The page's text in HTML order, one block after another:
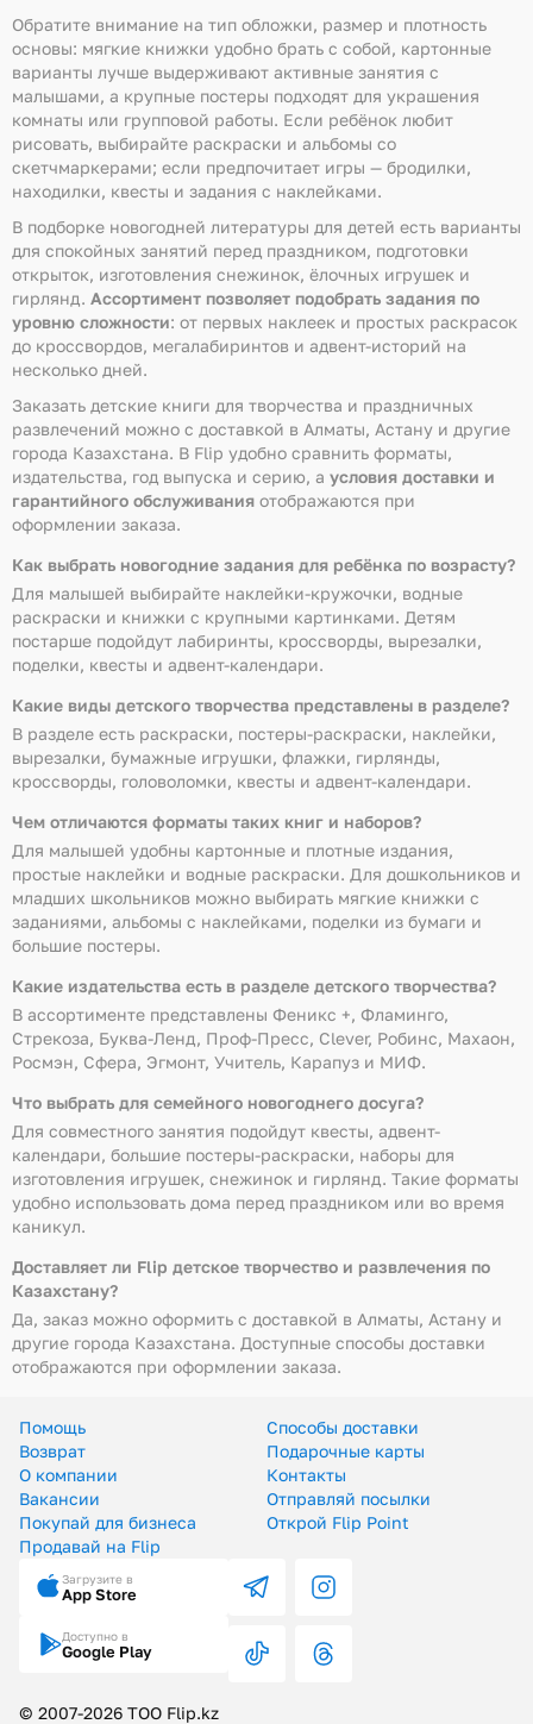
Обратите внимание на тип обложки, размер и плотность
основы: мягкие книжки удобно брать с собой, картонные
варианты лучше выдерживают активные занятия с
малышами, а крупные постеры подходят для украшения
комнаты или групповой работы. Если ребёнок любит
рисовать, выбирайте раскраски и альбомы со
скетчмаркерами; если предпочитает игры — бродилки,
находилки, квесты и задания с наклейками.
В подборке новогодней литературы для детей есть варианты
для спокойных занятий перед праздником, подготовки
открыток, изготовления снежинок, ёлочных игрушек и
гирлянд. Ассортимент позволяет подобрать задания по
уровню сложности: от первых наклеек и простых раскрасок
до кроссвордов, мегалабиринтов и адвент-историй на
несколько дней.
Заказать детские книги для творчества и праздничных
развлечений можно с доставкой в Алматы, Астану и другие
города Казахстана. В Flip удобно сравнить форматы,
издательства, год выпуска и серию, а условия доставки и
гарантийного обслуживания отображаются при
оформлении заказа.
Как выбрать новогодние задания для ребёнка по возрасту?
Для малышей выбирайте наклейки-кружочки, водные
раскраски и книжки с крупными картинками. Детям
постарше подойдут лабиринты, кроссворды, вырезалки,
поделки, квесты и адвент-календари.
Какие виды детского творчества представлены в разделе?
В разделе есть раскраски, постеры-раскраски, наклейки,
вырезалки, бумажные игрушки, флажки, гирлянды,
кроссворды, головоломки, квесты и адвент-календари.
Чем отличаются форматы таких книг и наборов?
Для малышей удобны картонные и плотные издания,
простые наклейки и водные раскраски. Для дошкольников и
младших школьников можно выбирать мягкие книжки с
заданиями, альбомы с наклейками, поделки из бумаги и
большие постеры.
Какие издательства есть в разделе детского творчества?
В ассортименте представлены Феникс +, Фламинго,
Стрекоза, Буква-Ленд, Проф-Пресс, Clever, Робинс, Махаон,
Росмэн, Сфера, Эгмонт, Учитель, Карапуз и МИФ.
Что выбрать для семейного новогоднего досуга?
Для совместного занятия подойдут квесты, адвент-
календари, большие постеры-раскраски, наборы для
изготовления игрушек, снежинок и гирлянд. Такие форматы
удобно использовать дома перед праздником или во время
каникул.
Доставляет ли Flip детское творчество и развлечения по
Казахстану?
Да, заказ можно оформить с доставкой в Алматы, Астану и
другие города Казахстана. Доступные способы доставки
отображаются при оформлении заказа.
Помощь
Способы доставки
Возврат
Подарочные карты
О компании
Контакты
Вакансии
Отправляй посылки
Покупай для бизнеса
Открой Flip Point
Продавай на Flip
Загрузите в
App Store
Доступно в
Google Play
© 2007-2026 ТОО Flip.kz